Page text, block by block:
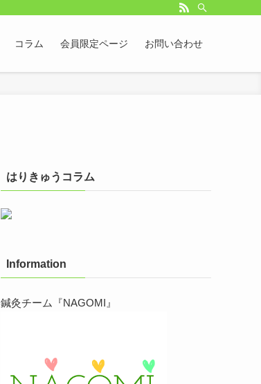
コラム 会員限定ページ お問い合わせ
はりきゅうコラム
Information
鍼灸チーム『NAGOMI』